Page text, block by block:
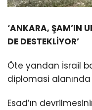
‘ANKARA, ŞAM’IN
DE DESTEKLİYOR’
Öte yandan İsrail
diplomasi
Esad’ın